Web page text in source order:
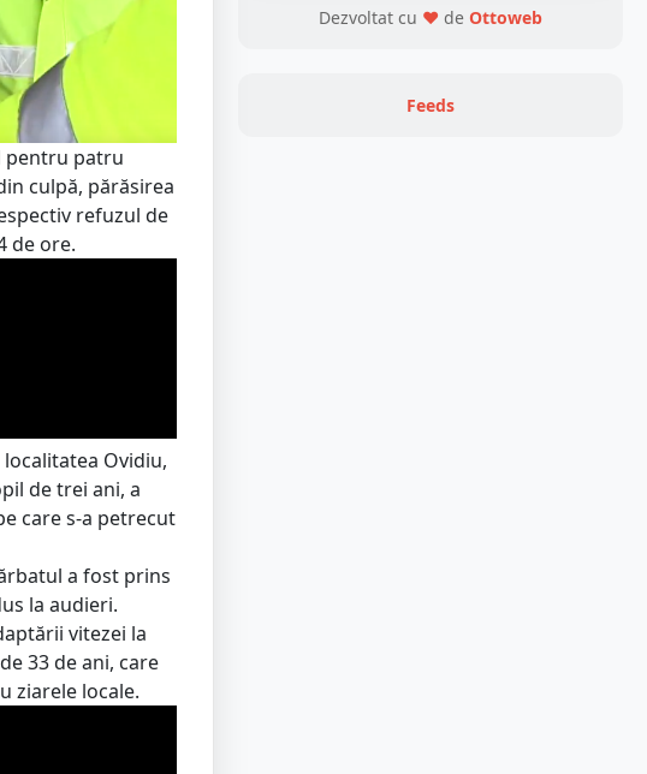
pentru patru
culpă, părăsirea
refuzul de
de ore.
Ovidiu,
de trei ani, a
care s-a petrecut
a fost prins
la audieri.
vitezei la
33 de ani, care
ziarele locale.
Dezvoltat cu ❤ de Ottoweb
Feeds